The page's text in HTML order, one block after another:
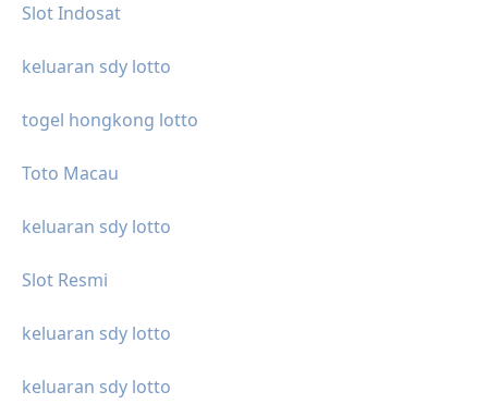
Slot Indosat
keluaran sdy lotto
togel hongkong lotto
Toto Macau
keluaran sdy lotto
Slot Resmi
keluaran sdy lotto
keluaran sdy lotto